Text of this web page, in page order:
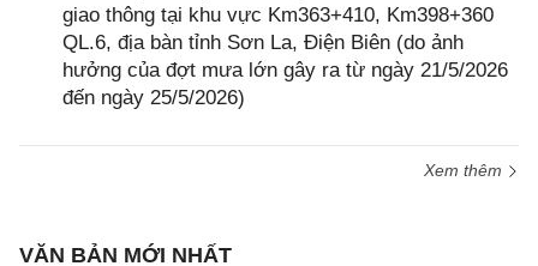
giao thông tại khu vực Km363+410, Km398+360
QL.6, địa bàn tỉnh Sơn La, Điện Biên (do ảnh
hưởng của đợt mưa lớn gây ra từ ngày 21/5/2026
đến ngày 25/5/2026)
Xem thêm
VĂN BẢN MỚI NHẤT